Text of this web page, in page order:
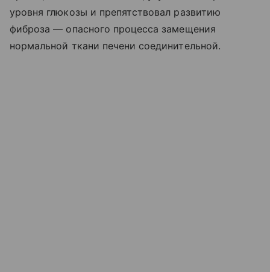
уровня глюкозы и препятствовал развитию
фиброза — опасного процесса замещения
нормальной ткани печени соединительной.